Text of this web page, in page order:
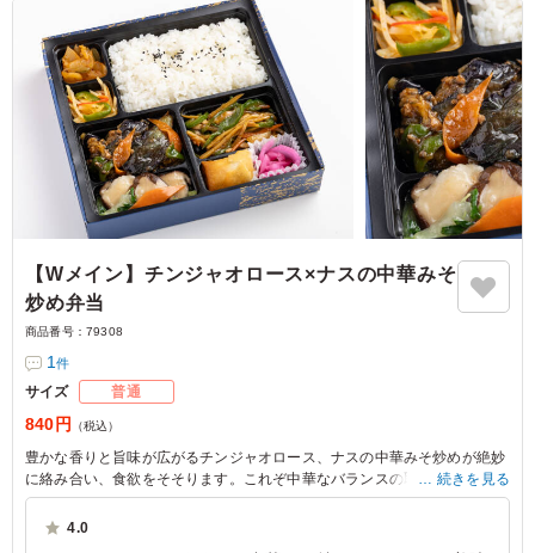
【Wメイン】チンジャオロース×ナスの中華みそ
炒め弁当
商品番号： 79308
1件
サイズ 普通
840円 （税込）
豊かな香りと旨味が広がるチンジャオロース、ナスの中華みそ炒めが絶妙
に絡み合い、食欲をそそります。これぞ中華なバランスの取れた鉄板の組
み合わせで、会議やロケの昼食にぴったりです。
続きを見る
4.0